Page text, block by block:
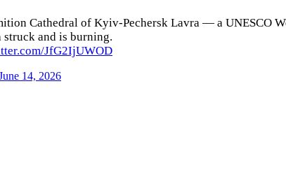
Cathedral of Kyiv‑Pechersk Lavra — a UNESCO
and is burning.
JfG2IjUWOD
14, 2026